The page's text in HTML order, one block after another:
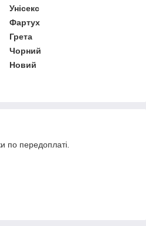
Унісекс
Фартух
Грета
Чорний
Новий
по передоплаті.